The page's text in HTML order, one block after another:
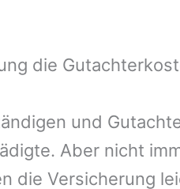
die
und
Aber nicht
die Versicherung